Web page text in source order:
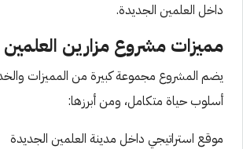
داخل العلمين الجديدة.
مميزات مشروع مزارين
يضم المشروع مجموعة كبيرة من المميزات
أسلوب حياة متكامل، ومن أبرزها:
موقع استراتيجي داخل مدينة العلمين الجديدة